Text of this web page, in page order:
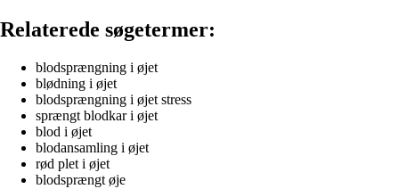
Relaterede søgetermer:
blodsprængning i øjet
blødning i øjet
blodsprængning i øjet stress
sprængt blodkar i øjet
blod i øjet
blodansamling i øjet
rød plet i øjet
blodsprængt øje